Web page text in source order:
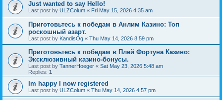
Just wanted to say Hello!
Last post by ULZColum « Fri May 15, 2026 4:35 am
Приготовьтесь к победам в Анлим Казино: Топ
роскошный азарт.
Last post by KandisOg « Thu May 14, 2026 8:59 pm
Приготовьтесь к победам в Плей Фортуна Казино:
Эксклюзивный казино-бонусы.
Last post by TannerHoeger « Sat May 23, 2026 5:48 am
Replies: 1
Im happy I now registered
Last post by ULZColum « Thu May 14, 2026 4:57 pm